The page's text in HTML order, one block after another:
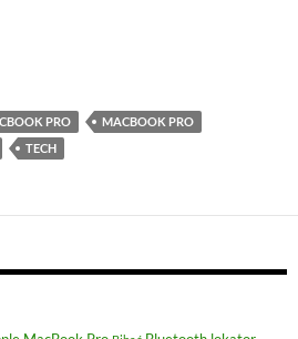
se dogodio Apple?
PRO
MACBOOK PRO
TECH